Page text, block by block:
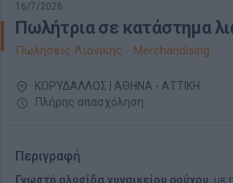
16/7/2026
Πωλήτρια σε κατάστημα
Πωλήσεις Λιανικής - Merchandising
ΚΟΡΥΔΑΛΛΟΣ | ΑΘΗΝΑ - ΑΤΤΙΚΗ
Πλήρης απασχόληση
Περιγραφή
Γνωστή αλυσίδα γυναικείου ρούχου, με